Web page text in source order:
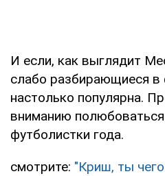
И если, как выглядит
слабо разбирающиеся в
настолько популярна.
вниманию
футболистки года.
смотрите: "Криш, ты